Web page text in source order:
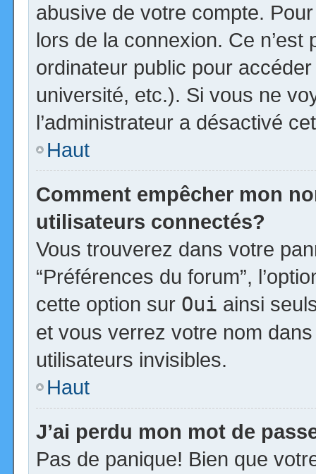
abusive de votre compte.
lors de la connexion. Ce
ordinateur public pour
université, etc.). Si vous ne
l’administrateur a désactivé
Haut
Comment empêcher mon
utilisateurs connectés?
Vous trouverez dans votre
“Préférences du forum”,
cette option sur Oui ainsi
et vous verrez votre nom
utilisateurs invisibles.
Haut
J’ai perdu mon mot de
Pas de panique! Bien que